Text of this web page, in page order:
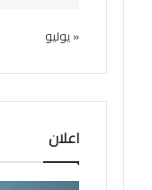
« يوليو
اعلان